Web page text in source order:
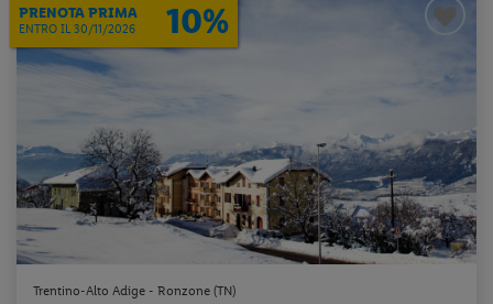
PRENOTA PRIMA
ENTRO IL 30/11/2026 10%
Trentino-Alto Adige - Ronzone (TN)